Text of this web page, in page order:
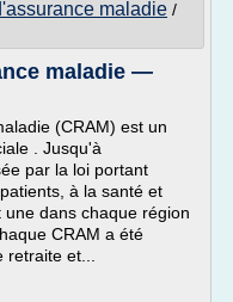
maladie /
maladie —
(CRAM) est un
. Jusqu'à
par la loi portant
à la santé et
dans chaque région
CRAM a été
et...